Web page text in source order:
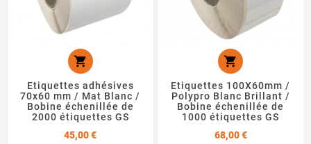

Etiquettes adhésives
70x60 mm / Mat Blanc /
Bobine échenillée de
2000 étiquettes GS
45,00 €Prix

Etiquettes 100X60mm /
Polypro Blanc Brillant /
Bobine échenillée de
1000 étiquettes GS
68,00 €Prix